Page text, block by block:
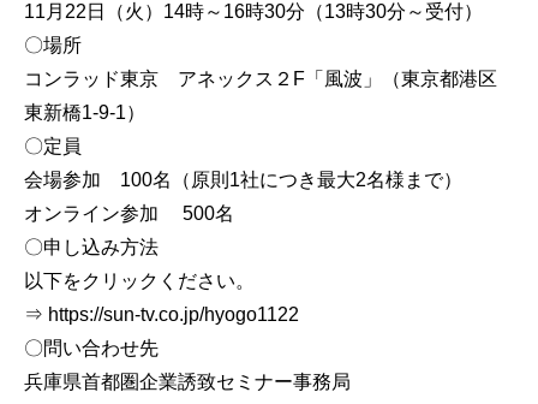
11月22日（火）14時～16時30分（13時30分～受付）
〇場所
コンラッド東京 アネックス２F「風波」（東京都港区
東新橋1-9-1）
〇定員
会場参加 100名（原則1社につき最大2名様まで）
オンライン参加 500名
〇申し込み方法
以下をクリックください。
⇒ https://sun-tv.co.jp/hyogo1122
〇問い合わせ先
兵庫県首都圏企業誘致セミナー事務局